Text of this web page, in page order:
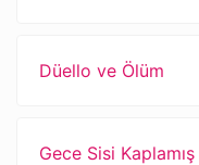
Düello ve Ölüm
Gece Sisi